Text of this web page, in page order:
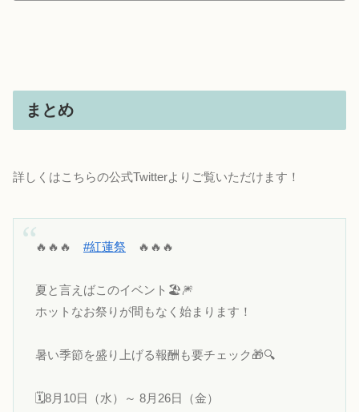
まとめ
詳しくはこちらの公式Twitterよりご覧いただけます！
🔥🔥🔥 #紅蓮祭 🔥🔥🔥
夏と言えばこのイベント🏖🎆
ホットなお祭りが間もなく始まります！
暑い季節を盛り上げる報酬も要チェック🎁🔍
🗓️8月10日（水）～ 8月26日（金）